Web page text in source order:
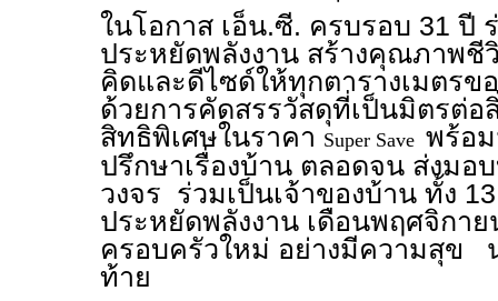
ในโอกาส เอ็น.ซี. ครบรอบ 31 ปี
ประหยัดพลังงาน สร้างคุณภาพ
คิดและดีไซด์ให้ทุกตารางเมตร
ด้วยการคัดสรรวัสดุที่เป็นมิตร
สิทธิพิเศษในราคา Super Save พร้อ
ปรึกษาเรื่องบ้าน ตลอดจน ส่งมอ
วงจร ร่วมเป็นเจ้าของบ้าน ทั้ง
ประหยัดพลังงาน เดือนพฤศจิกาย
ครอบครัวใหม่ อย่างมีความสุข
ท้าย